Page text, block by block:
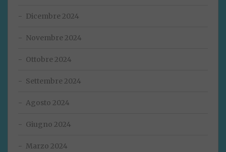
Dicembre 2024
Novembre 2024
Ottobre 2024
Settembre 2024
Agosto 2024
Giugno 2024
Marzo 2024